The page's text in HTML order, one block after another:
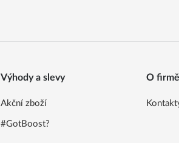
Výhody a slevy
Akční zboží
#GotBoost?
O firmě